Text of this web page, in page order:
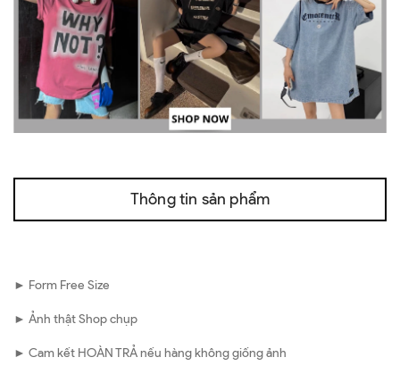
Thông tin sản phẩm
► Form Free Size
► Ảnh thật Shop chụp
► Cam kết HOÀN TRẢ nếu hàng không giống ảnh